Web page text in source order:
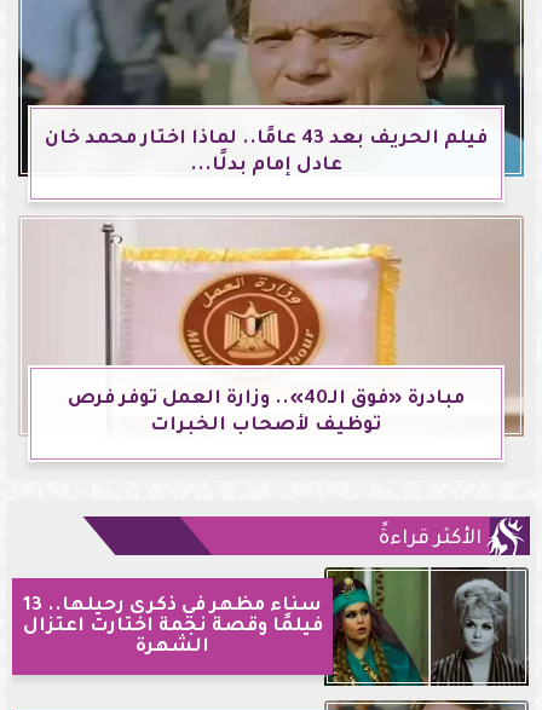
فيلم الحريف بعد 43 عامًا.. لماذا اختار محمد خان
عادل إمام بدلًا...
مبادرة «فوق الـ40».. وزارة العمل توفر فرص
توظيف لأصحاب الخبرات
الأكثر قراءةً
سناء مظهر في ذكرى رحيلها.. 13
فيلمًا وقصة نجمة اختارت اعتزال
الشهرة